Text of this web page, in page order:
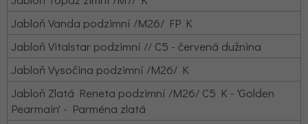
Jabloň Vanda podzimní /M26/ FP K
Jabloň Vitalstar podzimní // C5 - červená dužnina
Jabloň Vysočina podzimní /M26/ K
Jabloň Zlatá Reneta podzimní /M26/ C5 K - 'Golden
Pearmain' - Parména zlatá